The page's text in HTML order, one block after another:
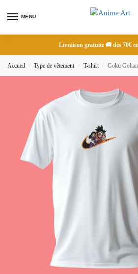
MENU
Livraison gratuite 🚚 dès 70€
Accueil / Type de vêtement / T-shirt / Goku Gohan